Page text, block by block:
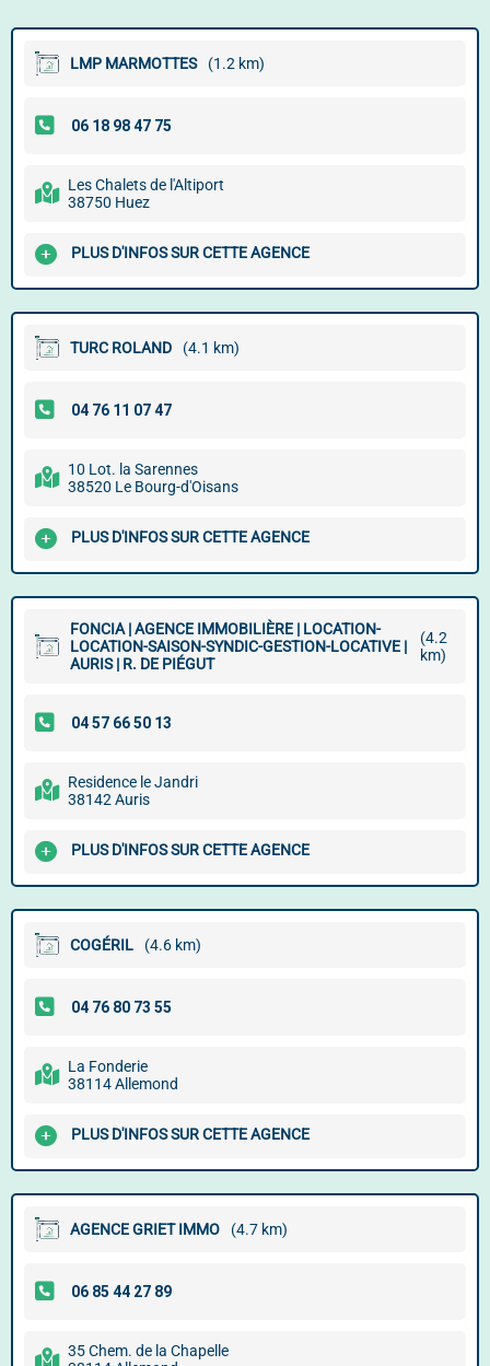
LMP MARMOTTES (1.2 km)
Les Chalets de l'Altiport
38750 Huez
PLUS D'INFOS SUR CETTE AGENCE
TURC ROLAND (4.1 km)
10 Lot. la Sarennes
38520 Le Bourg-d'Oisans
PLUS D'INFOS SUR CETTE AGENCE
FONCIA | AGENCE IMMOBILIÈRE | LOCATION-
LOCATION-SAISON-SYNDIC-GESTION-LOCATIVE |
AURIS | R. DE PIÉGUT
(4.2
km)
Residence le Jandri
38142 Auris
PLUS D'INFOS SUR CETTE AGENCE
COGÉRIL (4.6 km)
La Fonderie
38114 Allemond
PLUS D'INFOS SUR CETTE AGENCE
AGENCE GRIET IMMO (4.7 km)
35 Chem. de la Chapelle